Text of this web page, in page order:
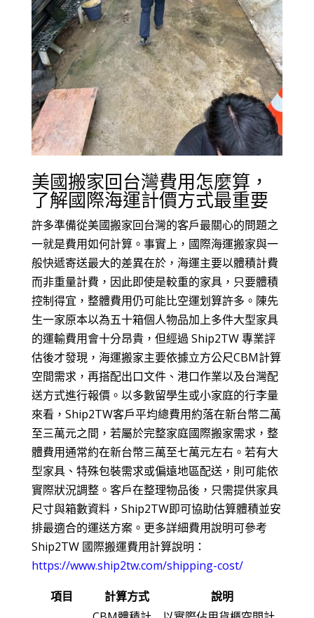
美國搬家回台灣費用怎麼算，
了解國際海運計價方式最重要
許多準備從美國搬家回台灣的客戶最關心的問題之
一就是費用如何計算。事實上，國際海運搬家與一
般快遞寄送最大的差異在於，海運主要以體積計費
而非重量計費，因此即使是較重的家具，只要體積
控制得宜，整體費用仍可能比空運划算許多。陳先
生一家原本以為五十箱個人物品加上多件大型家具
的運輸費用會十分昂貴，但經過 Ship2TW 專業評
估後才發現，海運搬家主要依據立方公尺CBM計算
空間需求，再搭配出口文件、港口作業以及台灣配
送方式進行報價。以多數留學生或小家庭的行李量
來看，Ship2TW客戶平均總費用約落在新台幣二萬
至三萬元之間，若屬於完整家庭國際搬家需求，整
體費用通常約在新台幣三萬至七萬元左右。若有大
型家具、特殊包裝需求或偏遠地區配送，則可能依
實際狀況調整。客戶在整理物品後，只需提供家具
尺寸與箱數資料，Ship2TW即可協助估算體積並安
排最適合的運送方案。更多詳細費用說明可參考
Ship2TW 國際搬運費用計算說明：
https://www.ship2tw.com/shipping-cost/
項目
計算方式
說明